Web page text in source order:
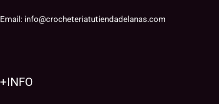
Email: info@crocheteriatutiendadelanas.com
+INFO